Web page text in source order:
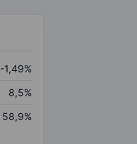
-1,49%
8,5%
58,9%